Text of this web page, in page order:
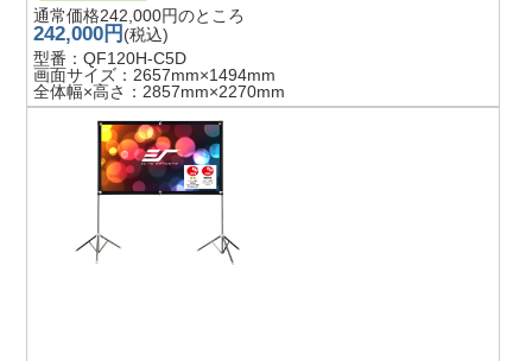
通常価格242,000円のところ
242,000円 (税込)
型番：QF120H-C5D
画面サイズ：2657mm×1494mm
全体幅×高さ：2857mm×2270mm